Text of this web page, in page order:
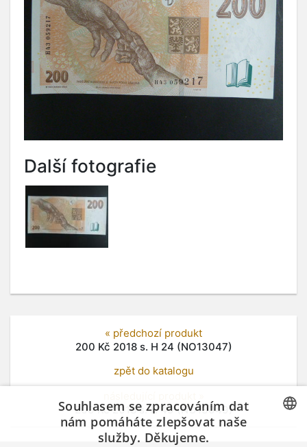
Další fotografie
« předchozí produkt
200 Kč 2018 s. H 24 (NO13047)
zpět do katalogu
200 Kč 2018 s. H 49 (NO13049)
Souhlasem se zpracováním dat
nám pomáháte zlepšovat naše
služby. Děkujeme.